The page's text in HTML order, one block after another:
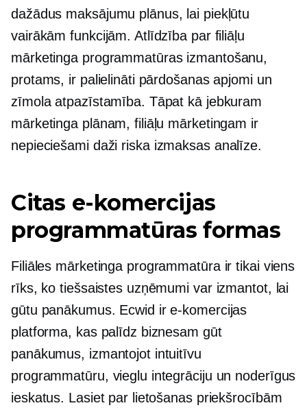
dažādus maksājumu plānus, lai piekļūtu
vairākām funkcijām. Atlīdzība par filiāļu
mārketinga programmatūras izmantošanu,
protams, ir palielināti pārdošanas apjomi un
zīmola atpazīstamība. Tāpat kā jebkuram
mārketinga plānam, filiāļu mārketingam ir
nepieciešami daži riska izmaksasanalīze.
Citas e-komercijas
programmatūras formas
Filiāles mārketinga programmatūra ir tikai viens
rīks, ko tiešsaistes uzņēmumi var izmantot, lai
gūtu panākumus. Ecwid ir e-komercijas
platforma, kas palīdz biznesam gūt
panākumus, izmantojot intuitīvu
programmatūru, vieglu integrāciju un noderīgus
ieskatus. Lasiet par lietošanas priekšrocībām